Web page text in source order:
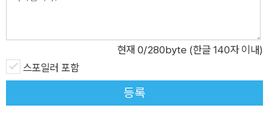
채 좌절되기도 하고, 아내와의 추억을 상기시키는 촉매제가 되어
주인공의 내면을 들여다보는 계기가 되기도 한다. 극단적인 상황
에서 주인공이 맞닥뜨리는 인간성 상실과 절대고독이란, 결코 본
국에서는 상상도 못해봤지만 주인공에게는 너무나도 간단하게
현재 0/280byte (한글 140자 이내)
스포일러 포함
등록